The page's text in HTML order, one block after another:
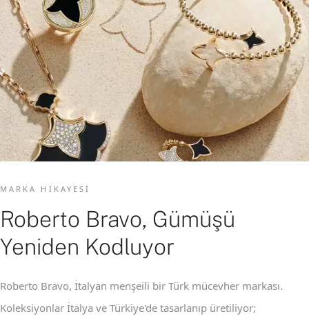
MARKA HIKAYESI
Roberto Bravo, Gümüşü
Yeniden Kodluyor
Roberto Bravo, İtalyan menşeili bir Türk mücevher markası.
Koleksiyonlar İtalya ve Türkiye'de tasarlanıp üretiliyor;